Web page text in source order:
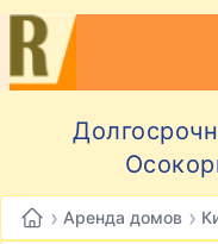
› Аренда домов ›